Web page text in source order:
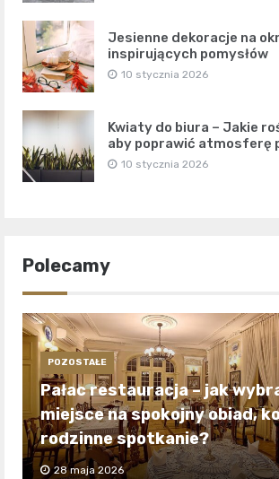
Jesienne dekoracje na
inspirujących pomysłów
10 stycznia 2026
Kwiaty do biura – Jakie
aby poprawić atmosferę
10 stycznia 2026
Polecamy
POZOSTAŁE
Pałac restauracja – jak
miejsce na spokojny obiad,
rodzinne spotkanie?
28 maja 2026